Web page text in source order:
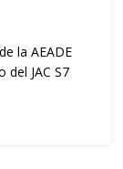
la AEADE
del JAC S7